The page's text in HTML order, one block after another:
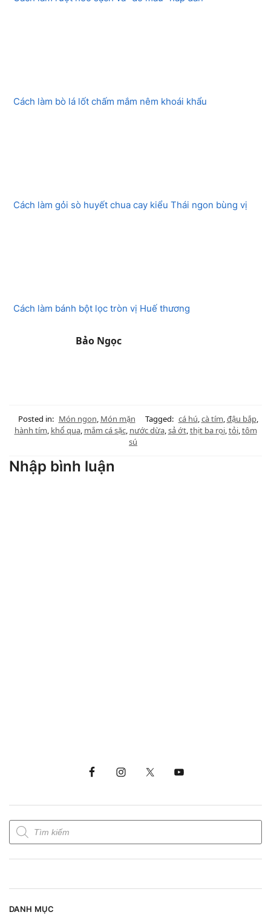
Cách làm bò lá lốt chấm mắm nêm khoái khẩu
Cách làm gỏi sò huyết chua cay kiểu Thái ngon bùng vị
Cách làm bánh bột lọc tròn vị Huế thương
Bảo Ngọc
Posted in: Món ngon, Món mặn Tagged: cá hú,cà tím,đậu bắp,
hành tím, khổ qua, mắm cá sặc, nước dừa,sả ớt,thịt ba rọi,tỏi,tôm
sú
Nhập bình luận
DANH MỤC